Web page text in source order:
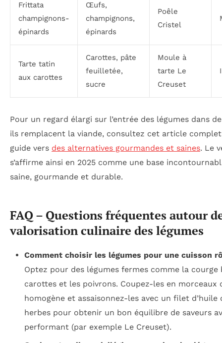
Frittata
champignons-
épinards
Œufs,
champignons,
épinards
Poêle
Cristel
Tarte tatin
aux carottes
Carottes, pâte
feuilletée,
sucre
Moule à
tarte Le
Creuset
Pour un regard élargi sur l’entrée des légumes dans
ils remplacent la viande, consultez cet article
guide vers des alternatives gourmandes et saines. Le
s’affirme ainsi en 2025 comme une base
saine, gourmande et durable.
FAQ – Questions fréquentes autour
valorisation culinaire des légumes
Comment choisir les légumes pour une cuisson
Optez pour des légumes fermes comme la
carottes et les poivrons. Coupez-les en morceaux
homogène et assaisonnez-les avec un filet d’huile
herbes pour obtenir un bon équilibre de saveurs
performant (par exemple Le Creuset).